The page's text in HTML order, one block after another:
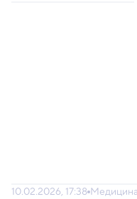
10.02.2026, 17:38